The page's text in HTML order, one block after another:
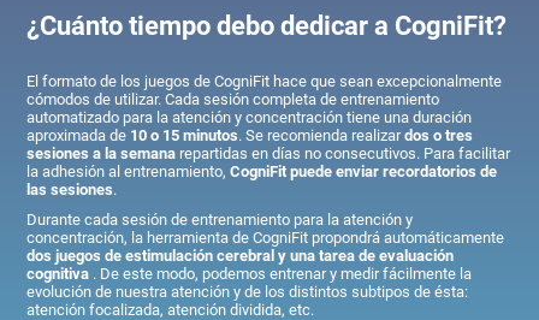
¿Cuánto tiempo debo dedicar a CogniFit?
El formato de los juegos de CogniFit hace que sean excepcionalmente
cómodos de utilizar. Cada sesión completa de entrenamiento
automatizado para la atención y concentración tiene una duración
aproximada de 10 o 15 minutos. Se recomienda realizardos o tres
sesiones a la semana repartidas en días no consecutivos. Para facilitar
la adhesión al entrenamiento,CogniFit puede enviar recordatorios de
las sesiones.
Durante cada sesión de entrenamiento para la atención y
concentración, la herramienta de CogniFit propondrá automáticamente
dos juegos de estimulación cerebral y una tarea de evaluación
cognitiva . De este modo, podemos entrenar y medir fácilmente la
evolución de nuestra atención y de los distintos subtipos de ésta:
atención focalizada, atención dividida, etc.